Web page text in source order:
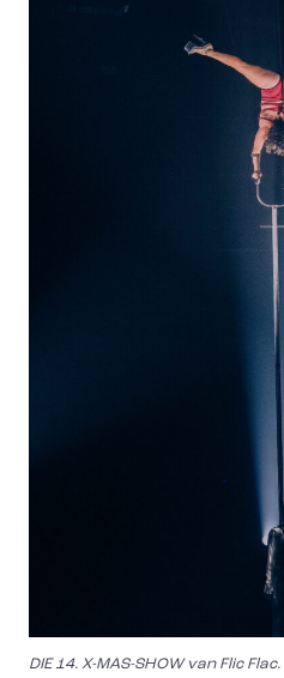
DIE 14. X-MAS-SHOW van Flic